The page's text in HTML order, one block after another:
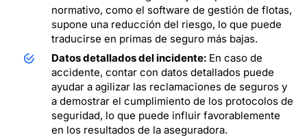
normativo, como el software de gestión de flotas,
supone una reducción del riesgo, lo que puede
traducirse en primas de seguro más bajas.
Datos detallados del incidente: En caso de
accidente, contar con datos detallados puede
ayudar a agilizar las reclamaciones de seguros y
a demostrar el cumplimiento de los protocolos de
seguridad, lo que puede influir favorablemente
en los resultados de la aseguradora.